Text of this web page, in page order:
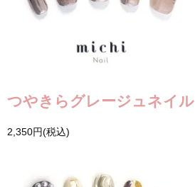
つやきらグレージュネイル
2,350円(税込)